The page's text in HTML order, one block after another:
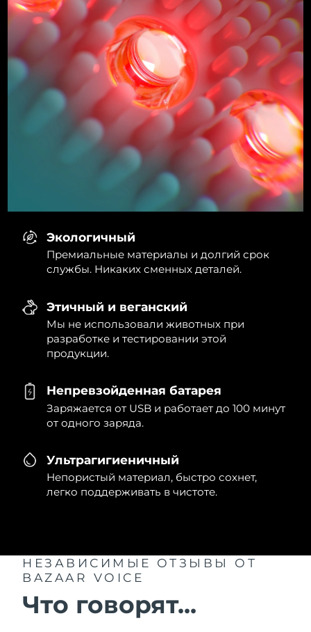
Экологичный
Премиальные материалы и долгий срок
службы. Никаких сменных деталей.
Этичный и веганский
Мы не использовали животных при
разработке и тестировании этой
продукции.
Непревзойденная батарея
Заряжается от USB и работает до 100 минут
от одного заряда.
Ультрагигиеничный
Непористый материал, быстро сохнет,
легко поддерживать в чистоте.
НЕЗАВИСИМЫЕ ОТЗЫВЫ
ОТ
BAZAAR VOICE
Что говорят...